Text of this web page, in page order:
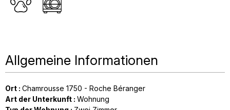
Allgemeine Informationen
Ort : Chamrousse 1750 - Roche Béranger
Art der Unterkunft : Wohnung